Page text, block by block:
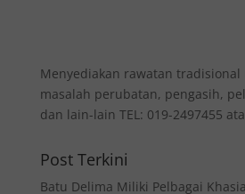
Menyediakan rawatan tradisional
masalah perubatan, pengasih,
dan lain-lain TEL: 019-2497455
Post Terkini
Batu Delima Miliki Pelbagai